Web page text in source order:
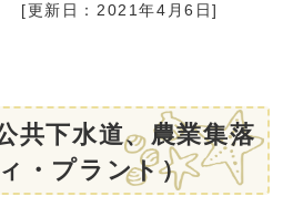
[更新日： 2021年4月6日]
共下水道、農業集落
・プラント）